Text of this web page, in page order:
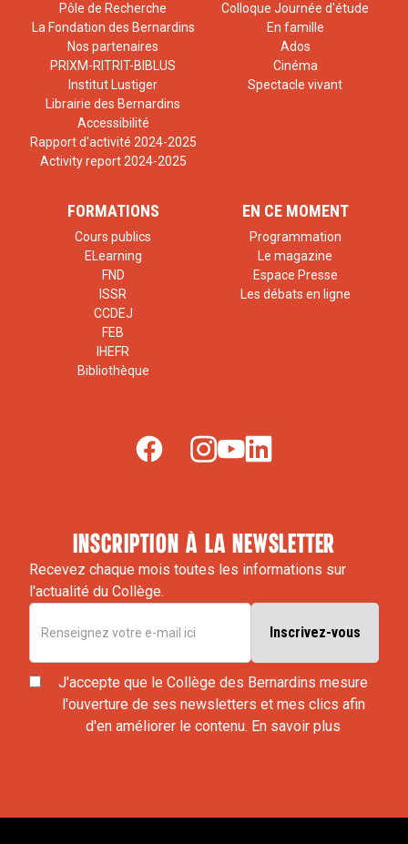
Pôle de Recherche
La Fondation des Bernardins
Nos partenaires
PRIXM-RITRIT-BIBLUS
Institut Lustiger
Librairie des Bernardins
Accessibilité
Rapport d'activité 2024-2025
Activity report 2024-2025
Colloque Journée d'étude
En famille
Ados
Cinéma
Spectacle vivant
FORMATIONS
Cours publics
ELearning
FND
ISSR
CCDEJ
FEB
IHEFR
Bibliothèque
EN CE MOMENT
Programmation
Le magazine
Espace Presse
Les débats en ligne
inscription à la newsletter
Recevez chaque mois toutes les informations sur
l'actualité du Collège.
J'accepte que le Collège des Bernardins mesure
l'ouverture de ses newsletters et mes clics afin
d'en améliorer le contenu. En savoir plus